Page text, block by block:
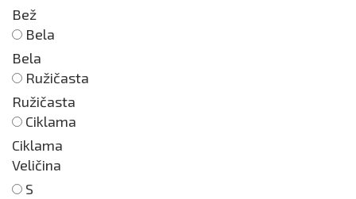
Bež
Bela
Bela
Ružičasta
Ružičasta
Ciklama
Ciklama
Veličina
S